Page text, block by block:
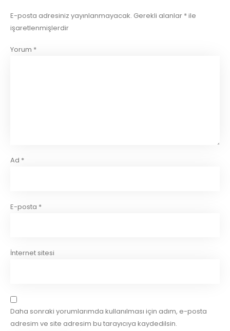
E-posta adresiniz yayınlanmayacak. Gerekli alanlar *ile
işaretlenmişlerdir
Yorum *
Ad *
E-posta *
İnternet sitesi
Daha sonraki yorumlarımda kullanılması için adım, e-posta
adresim ve site adresim bu tarayıcıya kaydedilsin.